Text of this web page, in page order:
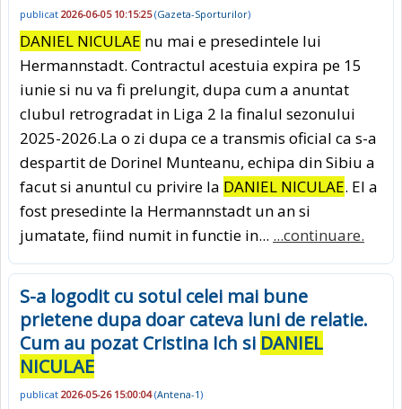
publicat 2026-06-05 10:15:25(Gazeta-Sporturilor)
DANIEL NICULAE nu mai e presedintele lui
Hermannstadt. Contractul acestuia expira pe 15
iunie si nu va fi prelungit, dupa cum a anuntat
clubul retrogradat in Liga 2 la finalul sezonului
2025-2026.La o zi dupa ce a transmis oficial ca s-a
despartit de Dorinel Munteanu, echipa din Sibiu a
facut si anuntul cu privire la DANIEL NICULAE. El a
fost presedinte la Hermannstadt un an si
jumatate, fiind numit in functie in... ...continuare.
S-a logodit cu sotul celei mai bune
prietene dupa doar cateva luni de relatie.
Cum au pozat Cristina Ich si DANIEL
NICULAE
publicat 2026-05-26 15:00:04(Antena-1)